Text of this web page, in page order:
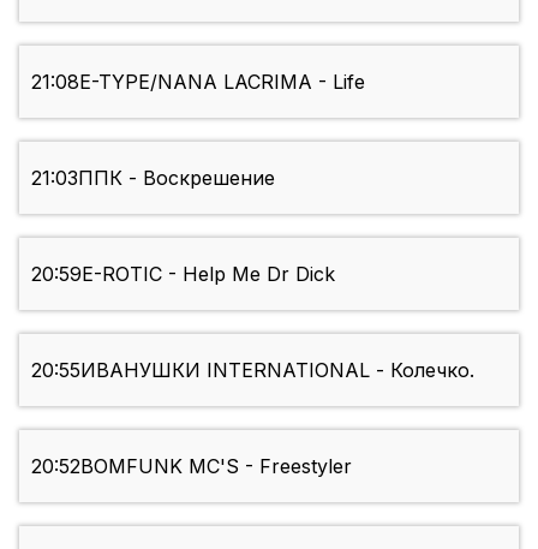
21:08E-TYPE/NANA LACRIMA - Life
21:03ППК - Воскрешение
20:59E-ROTIC - Help Me Dr Dick
20:55ИВАНУШКИ INTERNATIONAL - Колечко.
20:52BOMFUNK MC'S - Freestyler